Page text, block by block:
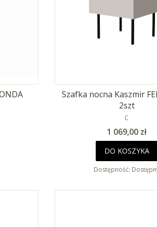
Szafka nocna Kaszmir
2szt
PRODUCENT
C
Cena
1 069,00 zł
DO KOSZYKA
Dostępność: